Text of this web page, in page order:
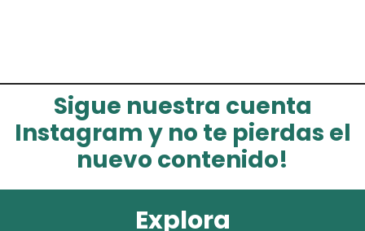
Sigue nuestra cuenta
Instagram y no te pierdas el
nuevo contenido!
Explora